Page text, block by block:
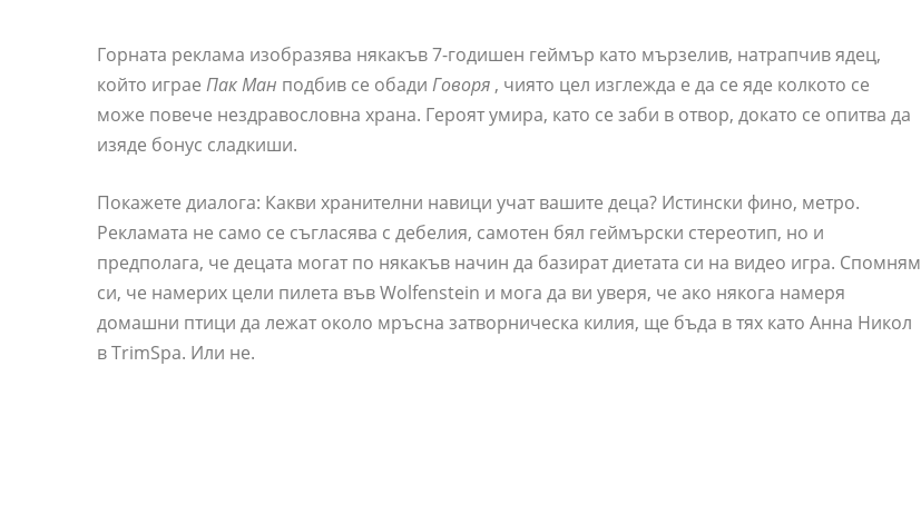
Горната реклама изобразява някакъв 7-годишен геймър като мързелив, натрапчив ядец,
който играе Пак Ман подбив се обади Говоря , чиято цел изглежда е да се яде колкото се
може повече нездравословна храна. Героят умира, като се заби в отвор, докато се опитва да
изяде бонус сладкиши.
Покажете диалога: Какви хранителни навици учат вашите деца? Истински фино, метро.
Рекламата не само се съгласява с дебелия, самотен бял геймърски стереотип, но и
предполага, че децата могат по някакъв начин да базират диетата си на видео игра. Спомням
си, че намерих цели пилета във Wolfenstein и мога да ви уверя, че ако някога намеря
домашни птици да лежат около мръсна затворническа килия, ще бъда в тях като Анна Никол
в TrimSpa. Или не.